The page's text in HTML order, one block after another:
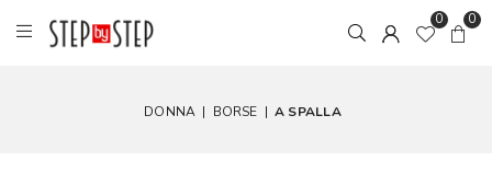
0 0
DONNA | BORSE | A SPALLA